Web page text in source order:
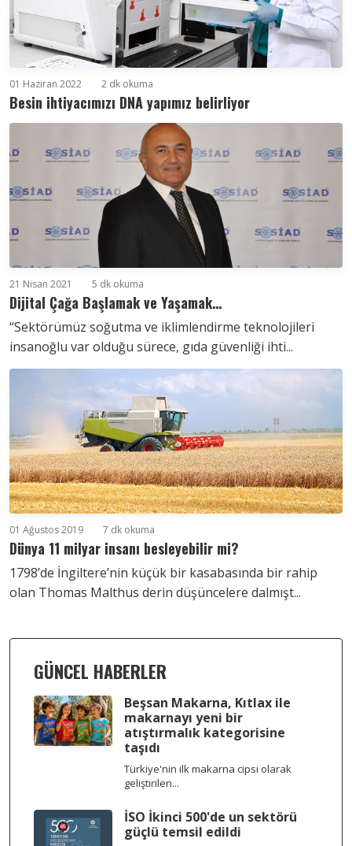
01 Haziran 2022 2 dk okuma
Besin ihtiyacımızı DNA yapımız belirliyor
21 Nisan 2021 5 dk okuma
Dijital Çağa Başlamak ve Yaşamak…
“Sektörümüz soğutma ve iklimlendirme teknolojileri
insanoğlu var olduğu sürece, gıda güvenliği ihti...
01 Ağustos 2019 7 dk okuma
Dünya 11 milyar insanı besleyebilir mi?
1798’de İngiltere’nin küçük bir kasabasında bir rahip
olan Thomas Malthus derin düşüncelere dalmışt...
GÜNCEL HABERLER
Beşsan Makarna, Kıtlax ile
makarnayı yeni bir
atıştırmalık kategorisine
taşıdı
Türkiye'nin ilk makarna cipsi olarak
geliştirilen...
İSO İkinci 500'de un sektörü
güçlü temsil edildi